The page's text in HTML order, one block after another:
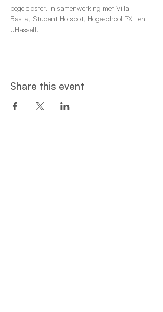
begeleidster. In samenwerking met Villa
Basta, Student Hotspot, Hogeschool PXL en
UHasselt.
Share this event